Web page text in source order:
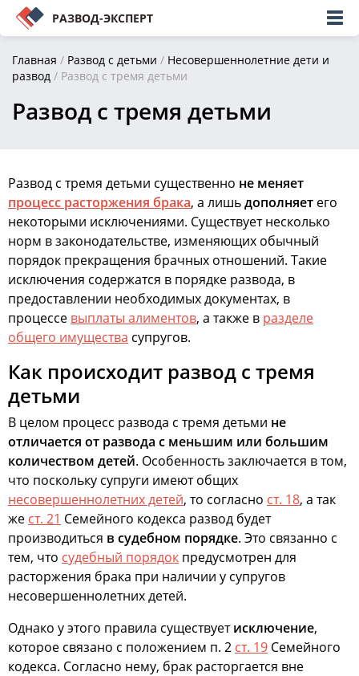
РАЗВОД-ЭКСПЕРТ
Главная / Развод с детьми / Несовершеннолетние дети и
развод / Развод с тремя детьми
Развод с тремя детьми
Развод с тремя детьми существенно не меняет
процесс расторжения брака, а лишьдополняет его
некоторыми исключениями. Существует несколько
норм в законодательстве, изменяющих обычный
порядок прекращения брачных отношений. Такие
исключения содержатся в порядке развода, в
предоставлении необходимых документах, в
процессе выплаты алиментов, а также в разделе
общего имущества супругов.
Как происходит развод с тремя
детьми
В целом процесс развода с тремя детьми не
отличается от развода с меньшим или большим
количеством детей. Особенность заключается в том,
что поскольку супруги имеют общих
несовершеннолетних детей, то согласно ст. 18, а так
же ст. 21 Семейного кодекса развод будет
производиться в судебном порядке. Это связанно с
тем, что судебный порядок предусмотрен для
расторжения брака при наличии у супругов
несовершеннолетних детей.
Однако у этого правила существуетисключение,
которое связано с положением п. 2 ст. 19 Семейного
кодекса. Согласно нему, брак расторгается вне